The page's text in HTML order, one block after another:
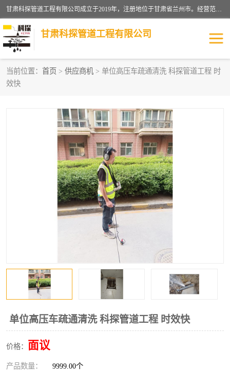
甘肃科探管道工程有限公司成立于2019年，注册地位于甘肃省兰州市。经营范围包括管道安装、清洗、疏通、维修、检测，防水工程，工程钻孔，化粪池清理，暖气安装，给排水管道安装维修，室内外管道如消防、供水、供热管道漏水检测定位，室内外防水堵漏等。
甘肃科探管道工程有限公司
当前位置： 首页 > 供应商机 > 单位高压车疏通清洗 科探管道工程 时
效快
单位高压车疏通清洗 科探管道工程 时效快
价格： 面议
产品数量： 9999.00个
管道安装维修
漏水检查维修 消防管道漏水
供热管道漏水 排水管道漏水
自来水管漏水 管道疏通
高压车疏通清淤